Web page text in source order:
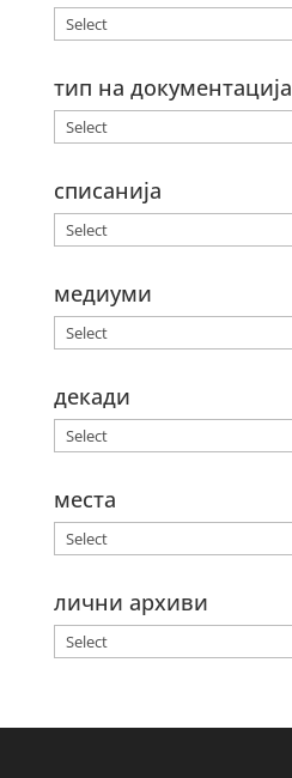
тип на документација
списанија
медиуми
декади
места
лични архиви